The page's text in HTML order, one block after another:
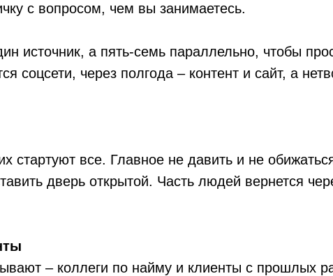
с вопросом, чем вы занимаетесь.
источник, а пять-семь параллельно, чтобы
соцсети, через полгода – контент и сайт, а
стартуют все. Главное не давить и не
дверь открытой. Часть людей вернется
– коллеги по найму и клиенты с прошлых